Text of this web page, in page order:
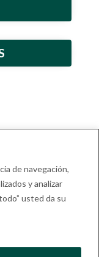
de navegación,
y analizar
usted da su